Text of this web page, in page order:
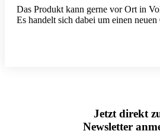
Das Produkt kann gerne vor Ort in
Es handelt sich dabei um einen neuen
Jetzt direkt
Newsletter